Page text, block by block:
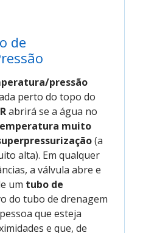
de
pressão
perto do topo do
abrirá se a água no
muito
(a
alta). Em qualquer
a válvula abre e
um tubo de
do tubo de drenagem
que esteja
e que, de